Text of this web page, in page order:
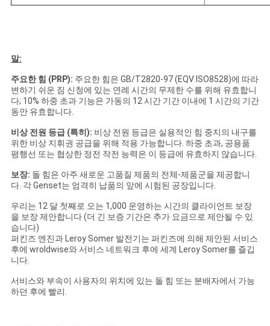
말:
주요한 힘 (PRP): 주요한 힘은 GB/T2820-97 (EQV ISO8528)에 따라
변하기 쉬운 짐 신청에 있는 연례 시간의 무제한 수를 위해 유효합니
다; 10% 하중 초과 기능은 가동의 12 시간 기간 이내에 1 시간의 기간
동안 유효합니다.
비상 전원 등급 (특히): 비상 전원 등급은 실용적인 힘 중지의 내구를
위한 비상 지휘권 공급을 위해 적용 가능합니다. 하중 초과, 공용품
평행선 또는 협상한 정전 작전 능력은 이 등급에 유효하지 않습니다.
보장: 돌 힘은 아주 새로운 고품질 제품의 전체-제품군을 제공합니
다. 각 Genset는 엄격히 납품의 앞에 시험된 공장입니다.
우리는 12 달 첫째로 오는 1,000 운영하는 시간의 클라이언트 보장
을 보장 제안합니다 (더 긴 보증 기간은 추가 요금으로 제안될 수 있
습니다)
퍼킨즈 엔진과 Leroy Somer 발전기는 퍼킨즈에 의해 제안된 서비스
후에 wroldwise와 서비스 네트워크 후에 세계 Leroy Somer를 즐깁
니다.
서비스와 부속이 사용자의 위치에 있는 돌 힘 또는 분배자에서 가능
하던 후에 빨리.